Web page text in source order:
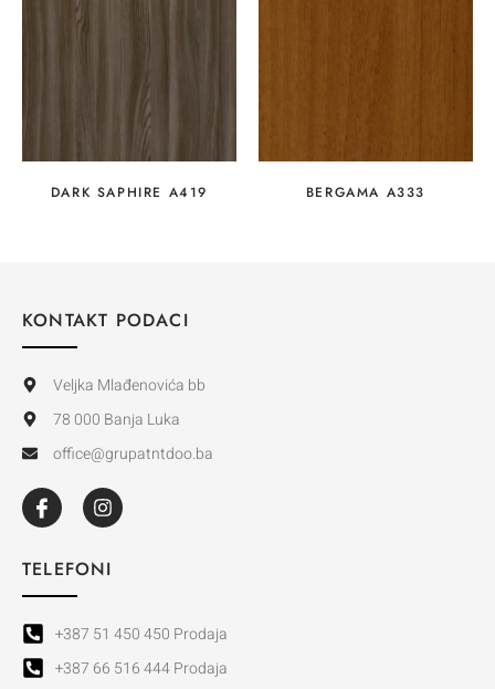
DARK SAPHIRE A419 BERGAMA A333
KONTAKT PODACI
Veljka Mlađenovića bb
78 000 Banja Luka
office@grupatntdoo.ba
TELEFONI
+387 51 450 450 Prodaja
+387 66 516 444 Prodaja